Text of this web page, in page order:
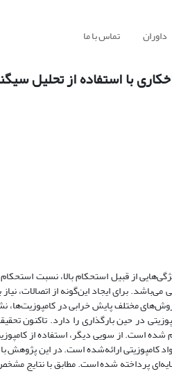
داوران تماس با ما
با استفاده از تحلیل
از قبیل استحکام بالا، نسبت استحکام
برای ایجاد این‌گونه از اتصالات،
مختلف پایش خرابی در
در حین بارگذاری را دارد. تاکنون
است. از سویی دیگر، استفاده از
کامپوزیتی ارائه‌شده است. در این پژوهش
پرداخته شده است. مطابق با نتایج